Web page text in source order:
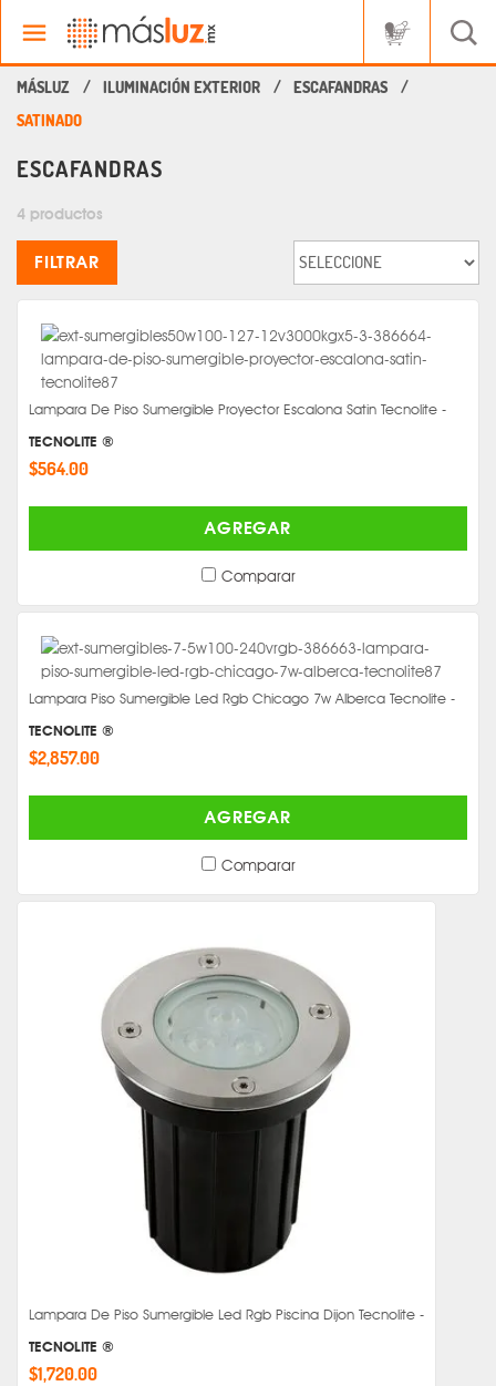
ILUMINACIÓN EXTERIOR
ESCAFANDRAS
SATINADO
ESCAFANDRAS
4 productos
FILTRAR
Lampara De Piso Sumergible Proyector Escalona Satin Tecnolite -
TECNOLITE ®
$564.00
AGREGAR
Comparar
Lampara Piso Sumergible Led Rgb Chicago 7w Alberca Tecnolite -
TECNOLITE ®
$2,857.00
AGREGAR
Comparar
Lampara De Piso Sumergible Led Rgb Piscina Dijon Tecnolite -
TECNOLITE ®
$1,720.00